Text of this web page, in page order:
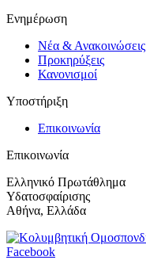
Ενημέρωση
Νέα & Ανακοινώσεις
Προκηρύξεις
Κανονισμοί
Υποστήριξη
Επικοινωνία
Επικοινωνία
Ελληνικό Πρωτάθλημα
Υδατοσφαίρισης
Αθήνα, Ελλάδα
Facebook